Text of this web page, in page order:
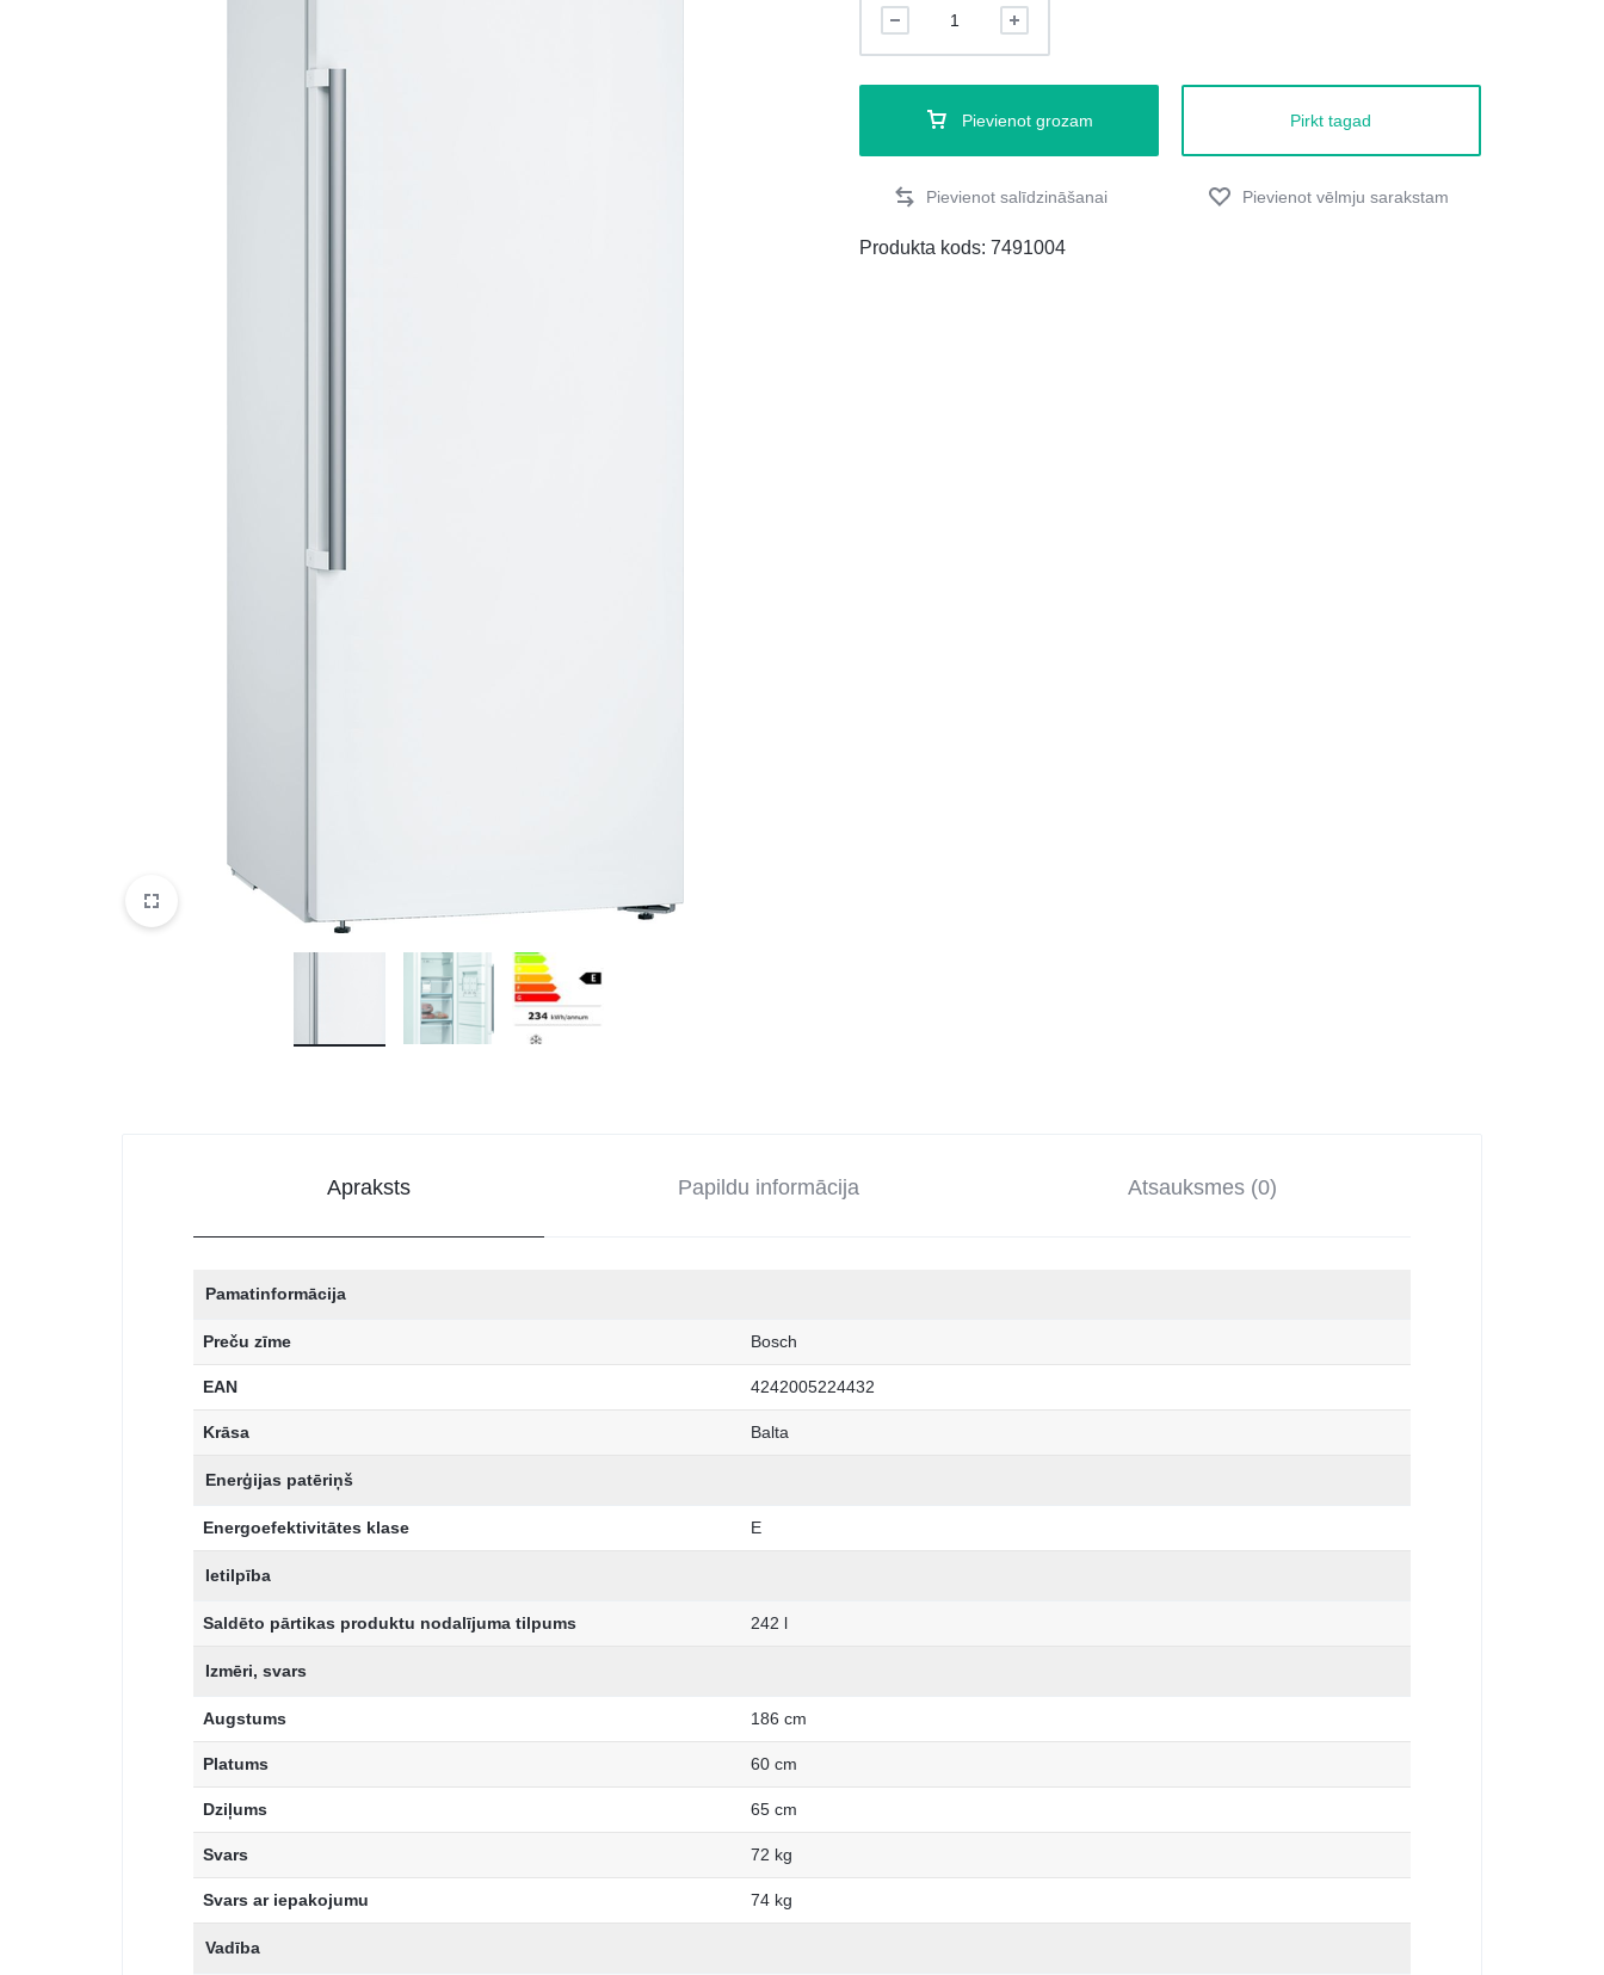
Pievienot grozam Pirkt tagad
Produkta kods:7491004
Apraksts Papildu informācija Atsauksmes (0)
Pamatinformācija
Preču zīme Bosch
EAN 4242005224432
Krāsa Balta
Enerģijas patēriņš
Energoefektivitātes klase E
Ietilpība
Saldēto pārtikas produktu nodalījuma tilpums 242 l
Izmēri, svars
Augstums 186 cm
Platums 60 cm
Dziļums 65 cm
Svars 72 kg
Svars ar iepakojumu 74 kg
Vadība